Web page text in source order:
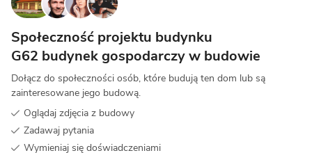
Społeczność projektu budynku
G62 budynek gospodarczy w budowie
Dołącz do społeczności osób, które budują ten dom lub są
zainteresowane jego budową.
Oglądaj zdjęcia z budowy
Zadawaj pytania
Wymieniaj się doświadczeniami